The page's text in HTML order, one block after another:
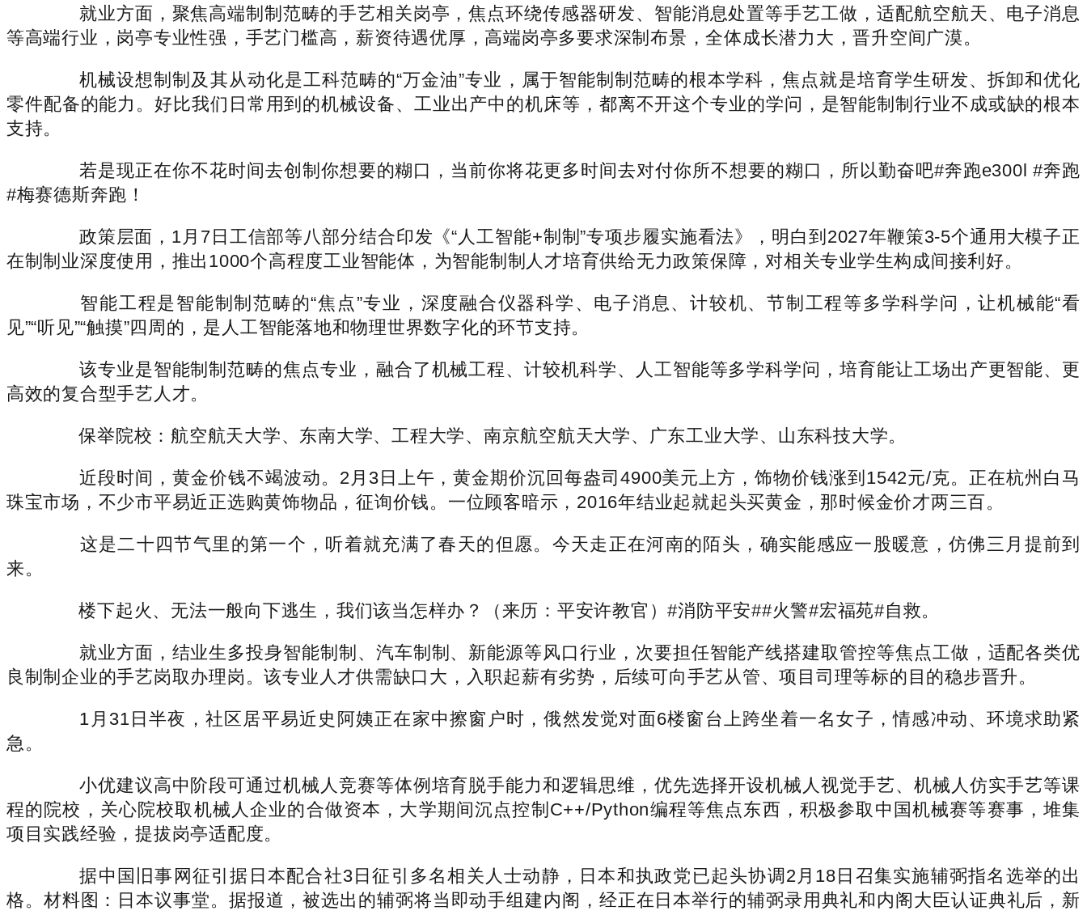
就业方面，聚焦高端制制范畴的手艺相关岗亭，焦点环绕传感器研发、智能消息处置等手艺工做，适配航空航天、电子消息
等高端行业，岗亭专业性强，手艺门槛高，薪资待遇优厚，高端岗亭多要求深制布景，全体成长潜力大，晋升空间广漠。
机械设想制制及其从动化是工科范畴的“万金油”专业，属于智能制制范畴的根本学科，焦点就是培育学生研发、拆卸和优化
零件配备的能力。好比我们日常用到的机械设备、工业出产中的机床等，都离不开这个专业的学问，是智能制制行业不成或缺的根本
支持。
若是现正在你不花时间去创制你想要的糊口，当前你将花更多时间去对付你所不想要的糊口，所以勤奋吧#奔跑e300l #奔跑
#梅赛德斯奔跑！
政策层面，1月7日工信部等八部分结合印发《“人工智能+制制”专项步履实施看法》，明白到2027年鞭策3-5个通用大模子正
在制制业深度使用，推出1000个高程度工业智能体，为智能制制人才培育供给无力政策保障，对相关专业学生构成间接利好。
智能工程是智能制制范畴的“焦点”专业，深度融合仪器科学、电子消息、计较机、节制工程等多学科学问，让机械能“看
见”“听见”“触摸”四周的，是人工智能落地和物理世界数字化的环节支持。
该专业是智能制制范畴的焦点专业，融合了机械工程、计较机科学、人工智能等多学科学问，培育能让工场出产更智能、更
高效的复合型手艺人才。
保举院校：航空航天大学、东南大学、工程大学、南京航空航天大学、广东工业大学、山东科技大学。
近段时间，黄金价钱不竭波动。2月3日上午，黄金期价沉回每盎司4900美元上方，饰物价钱涨到1542元/克。正在杭州白马
珠宝市场，不少市平易近正选购黄饰物品，征询价钱。一位顾客暗示，2016年结业起就起头买黄金，那时候金价才两三百。
这是二十四节气里的第一个，听着就充满了春天的但愿。今天走正在河南的陌头，确实能感应一股暖意，仿佛三月提前到
来。
楼下起火、无法一般向下逃生，我们该当怎样办？（来历：平安许教官）#消防平安##火警#宏福苑#自救。
就业方面，结业生多投身智能制制、汽车制制、新能源等风口行业，次要担任智能产线搭建取管控等焦点工做，适配各类优
良制制企业的手艺岗取办理岗。该专业人才供需缺口大，入职起薪有劣势，后续可向手艺从管、项目司理等标的目的稳步晋升。
1月31日半夜，社区居平易近史阿姨正在家中擦窗户时，俄然发觉对面6楼窗台上跨坐着一名女子，情感冲动、环境求助紧
急。
小优建议高中阶段可通过机械人竞赛等体例培育脱手能力和逻辑思维，优先选择开设机械人视觉手艺、机械人仿实手艺等课
程的院校，关心院校取机械人企业的合做资本，大学期间沉点控制C++/Python编程等焦点东西，积极参取中国机械赛等赛事，堆集
项目实践经验，提拔岗亭适配度。
据中国旧事网征引据日本配合社3日征引多名相关人士动静，日本和执政党已起头协调2月18日召集实施辅弼指名选举的出
格。材料图：日本议事堂。据报道，被选出的辅弼将当即动手组建内阁，经正在日本举行的辅弼录用典礼和内阁大臣认证典礼后，新